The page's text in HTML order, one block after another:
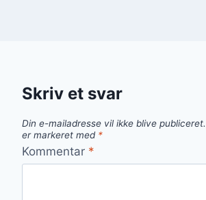
Skriv et svar
Din e-mailadresse vil ikke blive publiceret.
er markeret med *
Kommentar *